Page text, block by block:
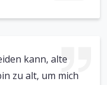
kann, alte
zu alt, um mich